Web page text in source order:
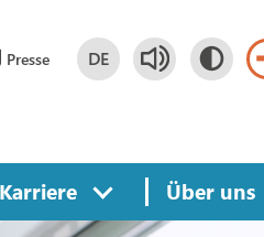
Presse DE
Über uns